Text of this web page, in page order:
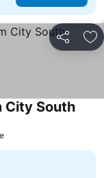
Del
City South